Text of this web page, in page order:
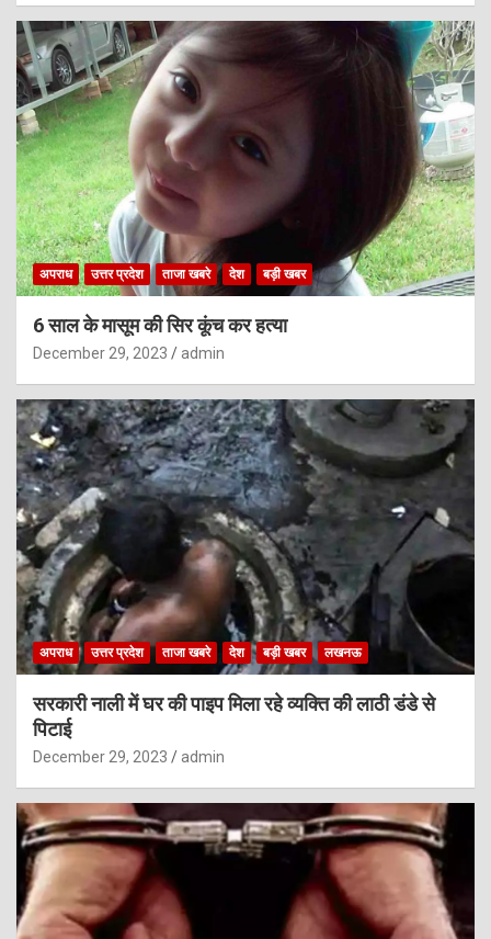
अपराध उत्तर प्रदेश ताजा खबरे देश बड़ी खबर
6 साल के मासूम की सिर कूंच कर हत्या
December 29, 2023 admin
अपराध उत्तर प्रदेश ताजा खबरे देश बड़ी खबर लखनऊ
सरकारी नाली में घर की पाइप मिला रहे व्यक्ति की लाठी डंडे से
पिटाई
December 29, 2023 admin